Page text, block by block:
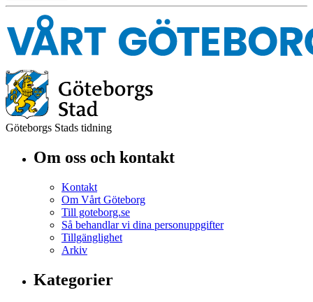
Göteborgs Stads tidning
Om oss och kontakt
Kontakt
Om Vårt Göteborg
Till goteborg.se
Så behandlar vi dina personuppgifter
Tillgänglighet
Arkiv
Kategorier